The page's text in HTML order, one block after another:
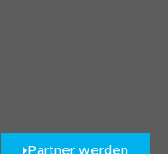
Partner werden